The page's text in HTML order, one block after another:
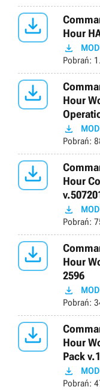

Hour

Pobrań:

Hour

Pobrań:

Hour

Pobrań:

Hour
2596

Pobrań:

Hour
Pack

Pobrań: